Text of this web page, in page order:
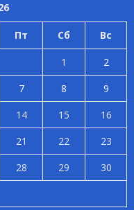
Пт Сб Вс
1
2
7 8
9
14 15
16
21 22
23
28 29
30